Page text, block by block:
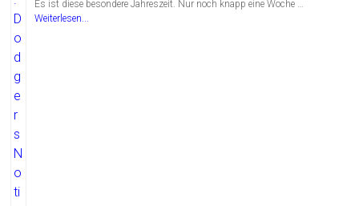
Es ist diese besondere Jahreszeit. Nur noch knapp eine Woche …
Weiterlesen...